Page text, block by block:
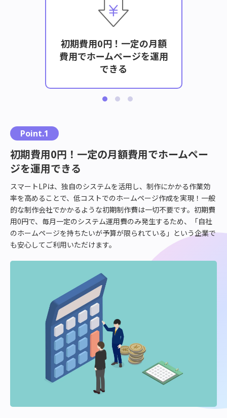
初期費用0円！一定の月額
費用でホームページを運用
できる
れ
ら
の
課
題
を
ス
マ
ー
ト
Point.1
初期費用0円！一定の月額費用でホームペー
ジを運用できる
スマートLPは、独自のシステムを活用し、制作にかかる作業効
率を高めることで、低コストでのホームページ作成を実現！一般
的な制作会社でかかるような初期制作費は一切不要です。初期費
用0円で、毎月一定のシステム運用費のみ発生するため、「自社
のホームページを持ちたいが予算が限られている」という企業で
も安心してご利用いただけます。